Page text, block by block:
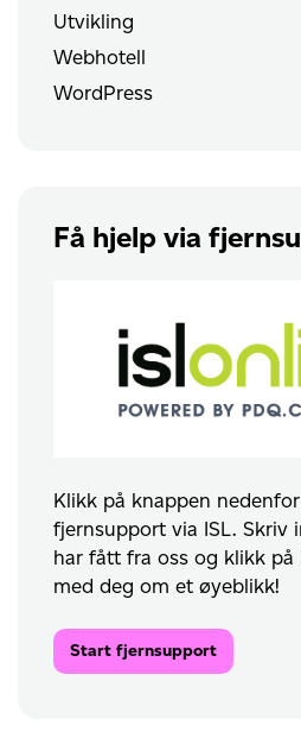
Utvikling
Webhotell
WordPress
Få hjelp via
Klikk på knappen
fjernsupport via ISL. Skriv
har fått fra oss og klikk på
med deg om et øyeblikk!
Start fjernsupport